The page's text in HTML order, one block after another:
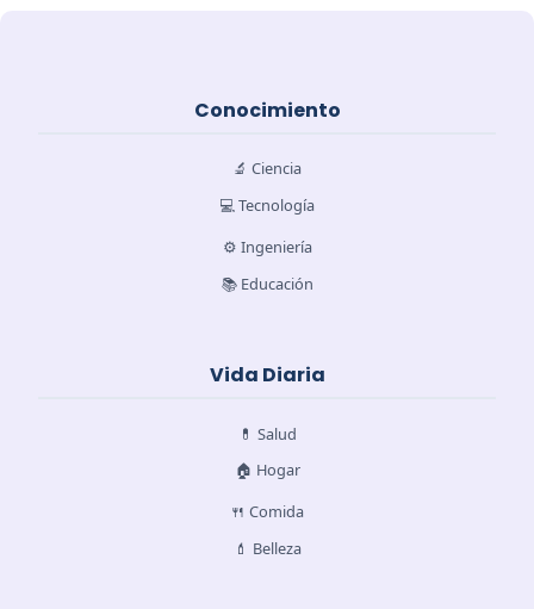
Conocimiento
🔬 Ciencia
💻 Tecnología
⚙️ Ingeniería
📚 Educación
Vida Diaria
💊 Salud
🏠 Hogar
🍴 Comida
💄 Belleza